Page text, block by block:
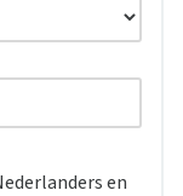
en